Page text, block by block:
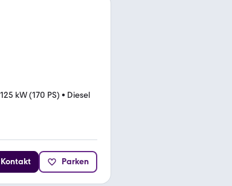
125 kW (170 PS) • Diesel
Kontakt Parken